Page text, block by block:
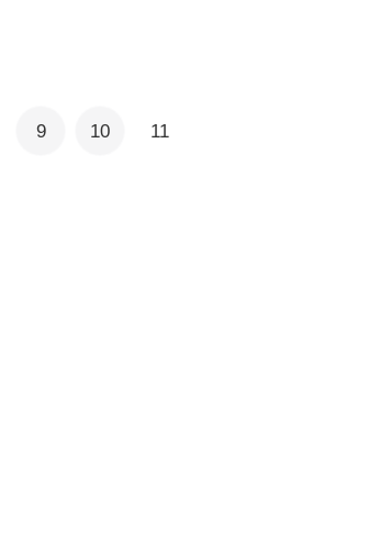
9 10 11